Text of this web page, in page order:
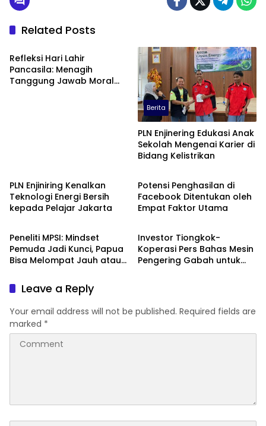
Related Posts
Berita
Refleksi Hari Lahir
Pancasila: Menagih
Tanggung Jawab Moral
Berita
PLN Enjinering Edukasi Anak
Sekolah Mengenai Karier di
Bidang Kelistrikan
PLN Enjiniring Kenalkan
Teknologi Energi Bersih
kepada Pelajar Jakarta
Berita
Potensi Penghasilan di
Facebook Ditentukan oleh
Empat Faktor Utama
Berita
Peneliti MPSI: Mindset
Pemuda Jadi Kunci, Papua
Bisa Melompat Jauh atau
Berita
Investor Tiongkok-
Koperasi Pers Bahas Mesin
Pengering Gabah untuk
Leave a Reply
Your email address will not be published. Required fields are
marked *